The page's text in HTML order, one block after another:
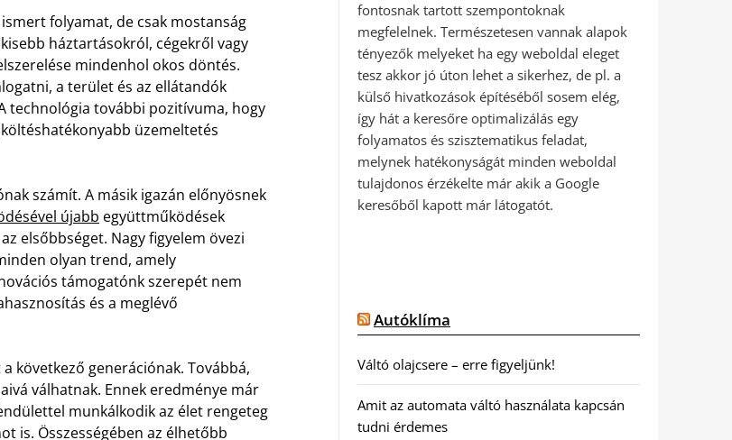
folyamat, de csak mostanság
háztartásokról, cégekről vagy
mindenhol okos döntés.
a terület és az ellátandók
technológia további pozitívuma, hogy
üzemeltetés
számít. A másik igazán előnyösnek
újabb együttműködések
elsőbbséget. Nagy figyelem övezi
olyan trend, amely
támogatónk szerepét nem
és a meglévő
következő generációnak. Továbbá,
válhatnak. Ennek eredménye már
munkálkodik az élet rengeteg
is. Összességében az élhetőbb
fontosnak tartott szempontoknak
megfelelnek. Természetesen vannak alapok
tényezők melyeket ha egy weboldal eleget
tesz akkor jó úton lehet a sikerhez, de pl. a
külső hivatkozások építéséből sosem elég,
így hát a keresőre optimalizálás egy
folyamatos és szisztematikus feladat,
melynek hatékonyságát minden weboldal
tulajdonos érzékelte már akik a Google
keresőből kapott már látogatót.
Autóklíma
Váltó olajcsere – erre figyeljünk!
Amit az automata váltó használata kapcsán
tudni érdemes